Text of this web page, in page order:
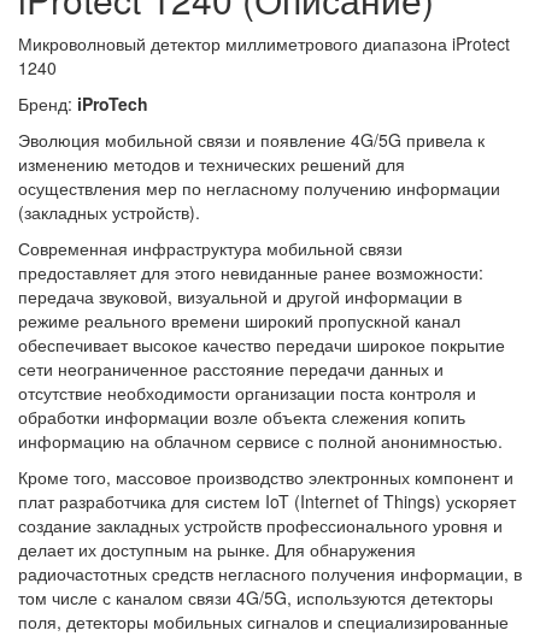
Микроволновый детектор миллиметрового диапазона iProtect
1240
Бренд: iProTech
Эволюция мобильной связи и появление 4G/5G привела к
изменению методов и технических решений для
осуществления мер по негласному получению информации
(закладных устройств).
Современная инфраструктура мобильной связи
предоставляет для этого невиданные ранее возможности:
передача звуковой, визуальной и другой информации в
режиме реального времени широкий пропускной канал
обеспечивает высокое качество передачи широкое покрытие
сети неограниченное расстояние передачи данных и
отсутствие необходимости организации поста контроля и
обработки информации возле объекта слежения копить
информацию на облачном сервисе с полной анонимностью.
Кроме того, массовое производство электронных компонент и
плат разработчика для систем IoT (Internet of Things) ускоряет
создание закладных устройств профессионального уровня и
делает их доступным на рынке. Для обнаружения
радиочастотных средств негласного получения информации, в
том числе с каналом связи 4G/5G, используются детекторы
поля, детекторы мобильных сигналов и специализированные